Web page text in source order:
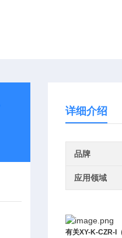
详细介绍
品牌
应用领域
有关XY-K-CZR-I